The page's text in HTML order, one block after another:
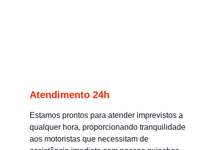
Atendimento 24h
Estamos prontos para atender imprevistos a
qualquer hora, proporcionando tranquilidade
aos motoristas que necessitam de